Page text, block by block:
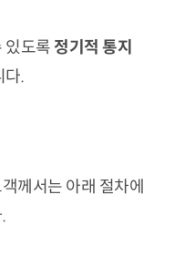
있도록 정기적 통지
다.
께서는 아래 절차에